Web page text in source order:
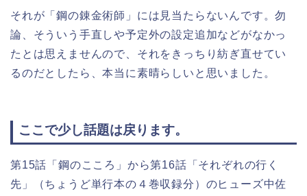
それが「鋼の錬金術師」には見当たらないんです。勿
論、そういう手直しや予定外の設定追加などがなかっ
たとは思えませんので、それをきっちり紡ぎ直せてい
るのだとしたら、本当に素晴らしいと思いました。
ここで少し話題は戻ります。
第15話「鋼のこころ」から第16話「それぞれの行く
先」（ちょうど単行本の４巻収録分）のヒューズ中佐